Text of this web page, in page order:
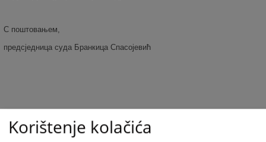
С поштовањем,
предсједница суда Бранкица Спасојевић
6195 ПРЕГЛЕДА
Korištenje kolačića